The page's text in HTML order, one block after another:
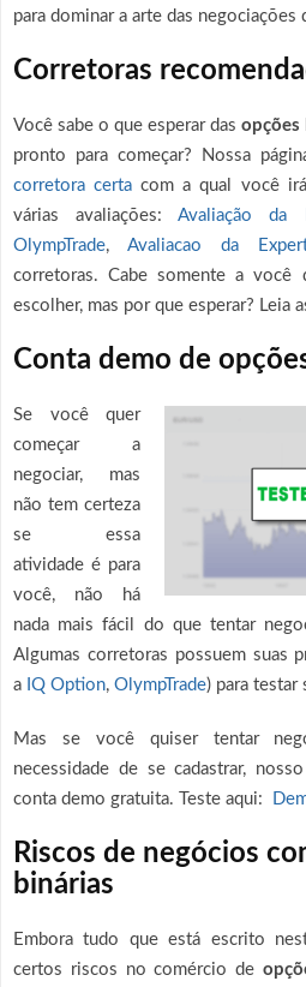
para dominar a arte das negociações
Corretoras
Você sabe o que esperar das opções
pronto para começar? Nossa
corretora certa com a qual você
várias avaliações:Avaliação da
OlympTrade, Avaliacao da
corretoras. Cabe somente a você
escolher, mas por que esperar? Leia
Conta demo de
Se você quer
começar a
negociar, mas
não tem certeza
se essa
atividade é para
você, não há
nada mais fácil do que tentar
Algumas corretoras possuem suas
a IQ Option, OlympTrade) para testar
Mas se você quiser tentar
necessidade de se cadastrar,
conta demo gratuita. Teste aqui:
Riscos de negócios
binárias
Embora tudo que está escrito
certos riscos no comércio de